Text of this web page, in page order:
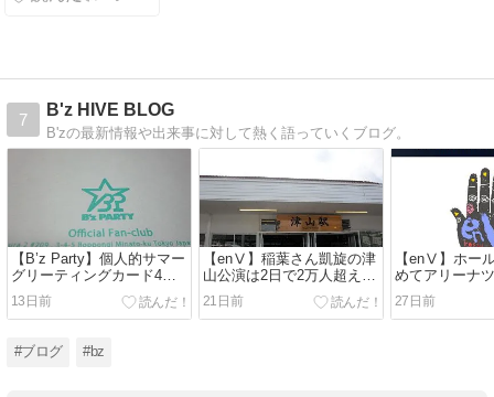
7
B'z HIVE BLOG
B'zの最新情報や出来事に対して熱く語っていくブログ。
【B’z Party】個人的サマー
グリーティングカード4
13日前
【enⅤ】稲葉さん凱旋の津
山公演は2日で2万人超え
か！？
21日前
【enⅤ】ホー
めてアリーナ
27日前
#ブログ #bz